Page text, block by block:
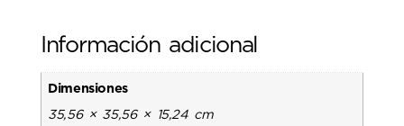
Información adicional
Dimensiones
35,56 × 35,56 × 15,24 cm